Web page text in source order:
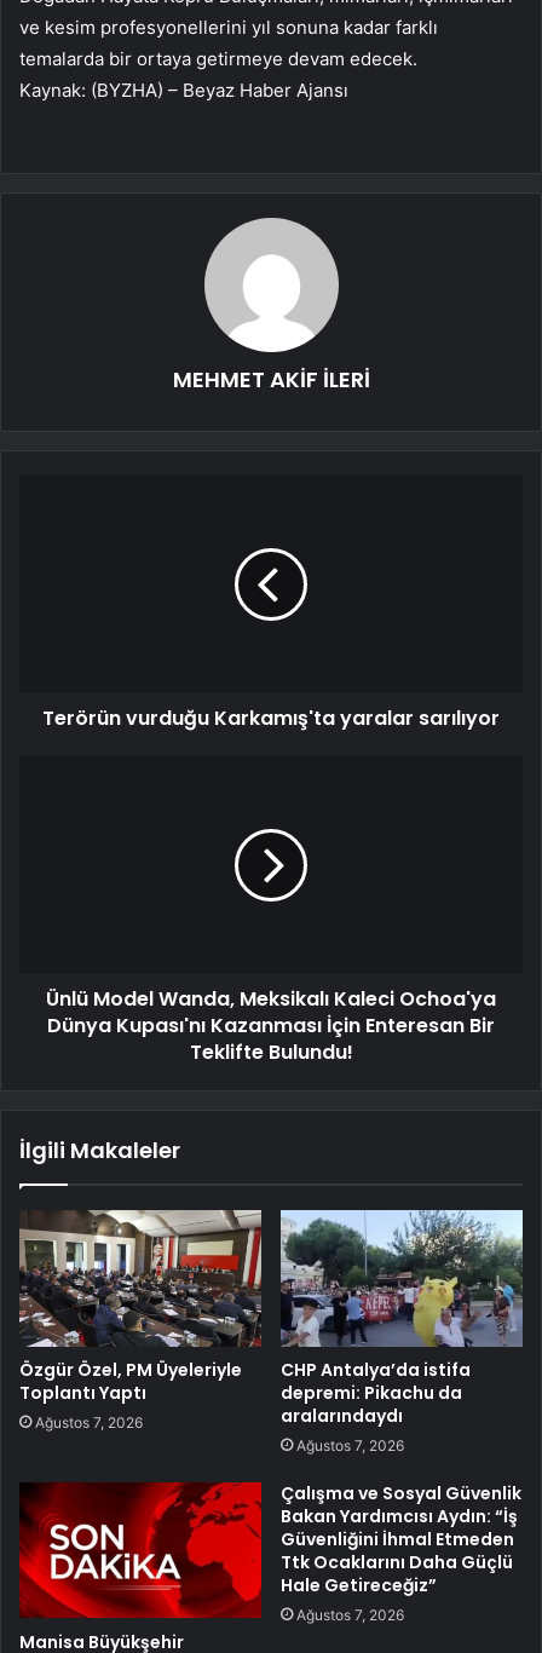
ve kesim profesyonellerini yıl sonuna kadar farklı
temalarda bir ortaya getirmeye devam edecek.
Kaynak: (BYZHA) – Beyaz Haber Ajansı
MEHMET AKİF İLERİ
Terörün vurduğu Karkamış'ta yaralar sarılıyor
Ünlü Model Wanda, Meksikalı Kaleci Ochoa'ya
Dünya Kupası'nı Kazanması İçin Enteresan Bir
Teklifte Bulundu!
İlgili Makaleler
Özgür Özel, PM Üyeleriyle
Toplantı Yaptı
Ağustos 7, 2026
CHP Antalya’da istifa
depremi: Pikachu da
aralarındaydı
Ağustos 7, 2026
Manisa Büyükşehir
Çalışma ve Sosyal Güvenlik
Bakan Yardımcısı Aydın: “İş
Güvenliğini İhmal Etmeden
Ttk Ocaklarını Daha Güçlü
Hale Getireceğiz”
Ağustos 7, 2026